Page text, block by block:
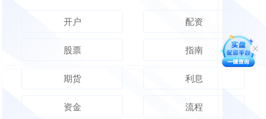
开户 配资
股票 指南
期货 利息
资金 流程